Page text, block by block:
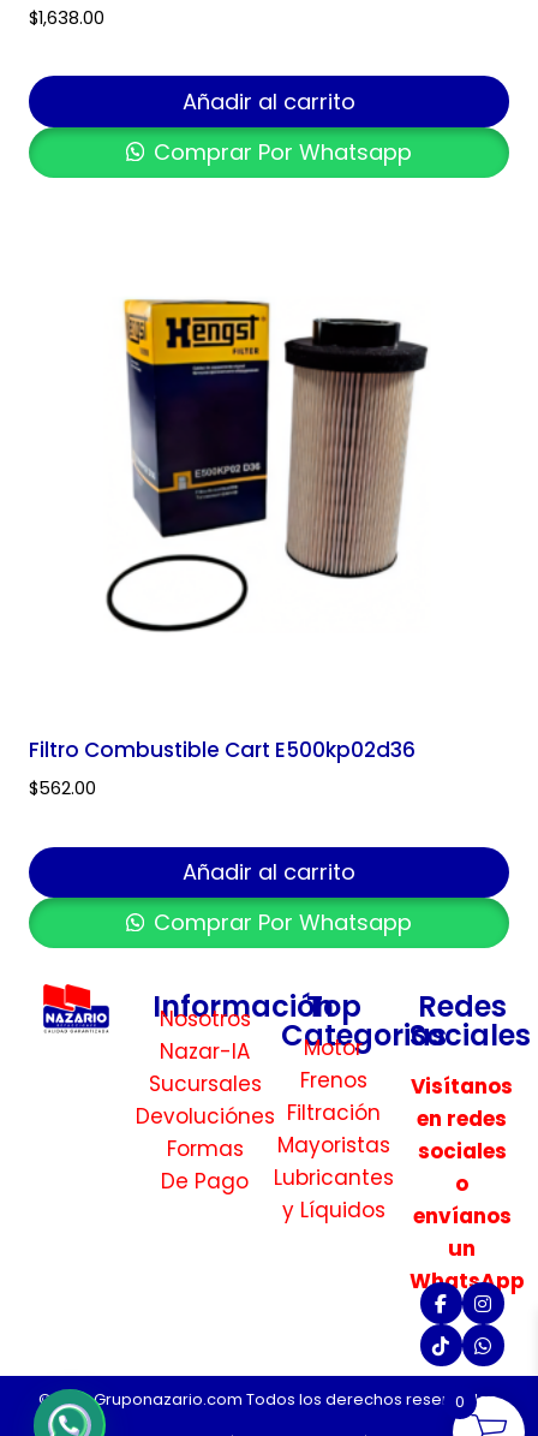
$1,638.00
Añadir al carrito
Comprar Por Whatsapp
Filtro Combustible Cart E500kp02d36
$562.00
Añadir al carrito
Comprar Por Whatsapp
Información
Nosotros
Nazar-IA
Sucursales
Devoluciónes
Formas
De Pago
Top
Categorias
Motor
Frenos
Filtración
Mayoristas
Lubricantes
y Líquidos
Redes
Sociales
Visítanos
en redes
sociales
o
envíanos
un
WhatsApp
©2026 Gruponazario.com Todos los derechos reservados.
0